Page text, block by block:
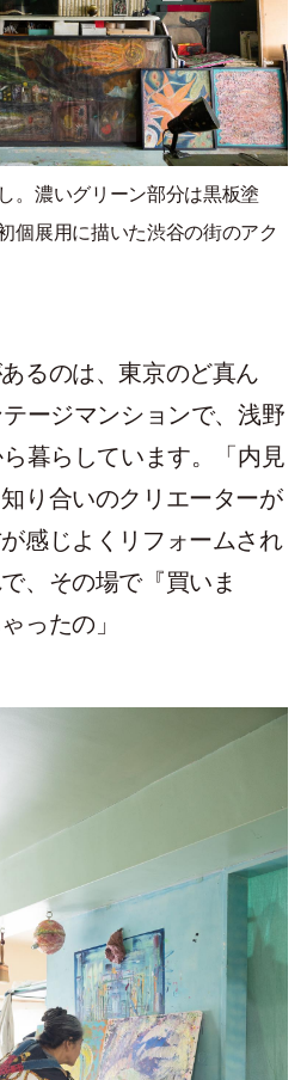
。濃いグリーン部分は黒板塗
個展用に描いた渋谷の街のアク
るのは、東京のど真ん
ージマンションで、浅野
暮らしています。「内見
り合いのクリエーターが
感じよくリフォームされ
、その場で『買いま
ったの」